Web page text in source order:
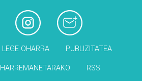
LEGE OHARRA PUBLIZITATEA
HARREMANETARAKO RSS